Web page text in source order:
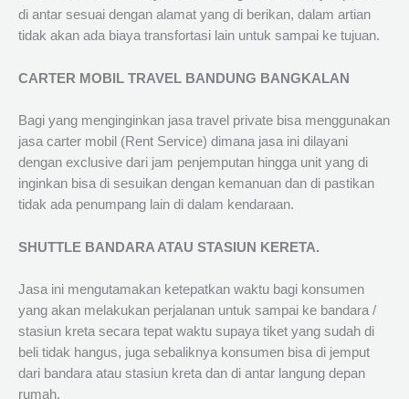
di antar sesuai dengan alamat yang di berikan, dalam artian
tidak akan ada biaya transfortasi lain untuk sampai ke tujuan.
CARTER MOBIL TRAVEL BANDUNG BANGKALAN
Bagi yang menginginkan jasa travel private bisa menggunakan
jasa carter mobil (Rent Service) dimana jasa ini dilayani
dengan exclusive dari jam penjemputan hingga unit yang di
inginkan bisa di sesuikan dengan kemanuan dan di pastikan
tidak ada penumpang lain di dalam kendaraan.
SHUTTLE BANDARA ATAU STASIUN KERETA.
Jasa ini mengutamakan ketepatkan waktu bagi konsumen
yang akan melakukan perjalanan untuk sampai ke bandara /
stasiun kreta secara tepat waktu supaya tiket yang sudah di
beli tidak hangus, juga sebaliknya konsumen bisa di jemput
dari bandara atau stasiun kreta dan di antar langung depan
rumah.